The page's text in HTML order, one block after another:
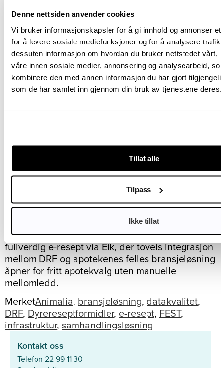
Denne nettsiden anvender cookies
Vi bruker informasjonskapsler for å gi innhold og annonser
for å levere sosiale mediefunksjoner og for å analysere
dessuten informasjon om hvordan du bruker nettstedet vårt,
våre innen sosiale medier, annonsering og analysearbeid,
kombinere den med annen informasjon du har gjort
som de har samlet inn gjennom din bruk av tjenestene
Tillat alle
Tilpass
Ikke tillat
samme system, godkjenningsfritak, reiterasjon,
andre identifikatorer.
Animalia satt også i prosjektgruppen som
spesifiserte løsningen i 2024. Sammen med
Apotekforeningen, Veterinærforeningen, Difa og
DyreID definerte gruppen brukerhistorier for
veterinærsiden, funksjonelle behov for
utviklingen — utviklingsavtalen mellom DyreID
og Difa signert tidligere i år, og de tilhørende
databehandleravtalene — bygger direkte på de
dokumentene.
Utviklingsarbeidet for versjon 1 av DRF — som
leverer kryptert digital resept til forhåndsvalgt
apotek — er i sluttfasen. Animalia og DyreID
arbeider parallelt med å forberede versjon 2,
fullverdig e-resept via Eik, der toveis integrasjon
mellom DRF og apotekenes felles bransjeløsning
åpner for fritt apotekvalg uten manuelle
mellomledd.
MerketAnimalia, bransjeløsning, datakvalitet,
DRF, Dyrereseptformidler, e-resept, FEST,
infrastruktur, samhandlingsløsning
Kontakt oss
Telefon 22 99 11 30